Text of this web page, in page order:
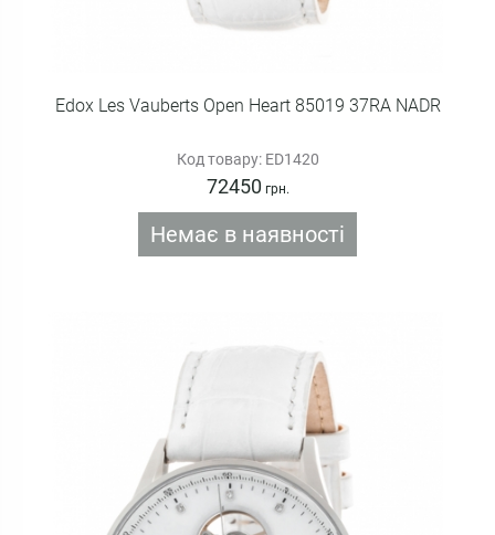
Edox Les Vauberts Open Heart 85019 37RA NADR
Код товару: ED1420
72450 грн.
Немає в наявності